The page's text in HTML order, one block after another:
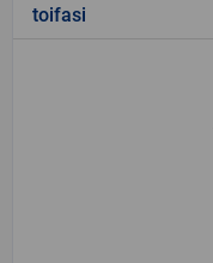
toifasi